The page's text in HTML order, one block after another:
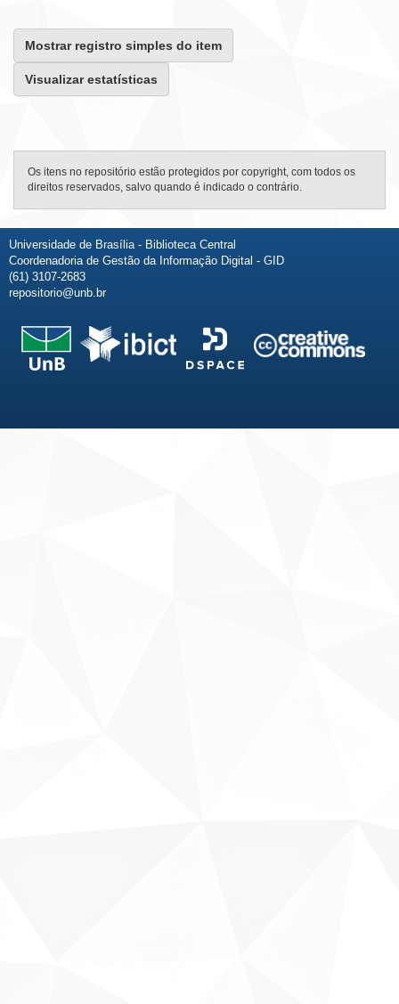
Mostrar registro simples do item
Visualizar estatísticas
Os itens no repositório estão protegidos por copyright, com todos os
direitos reservados, salvo quando é indicado o contrário.
Universidade de Brasília - Biblioteca Central
Coordenadoria de Gestão da Informação Digital - GID
(61) 3107-2683
repositorio@unb.br